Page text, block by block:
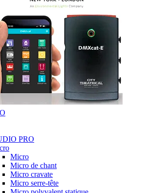
PRO
Micro
Micro de chant
Micro cravate
Micro serre-tête